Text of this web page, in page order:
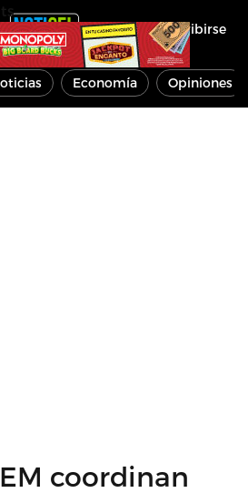
Inscribirse
Economía Opiniones
coordinan